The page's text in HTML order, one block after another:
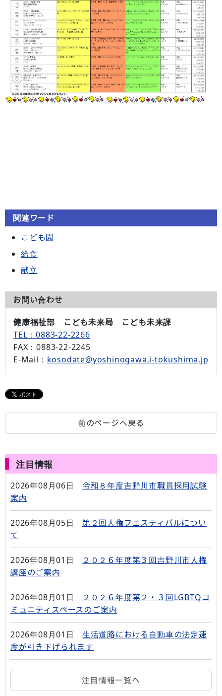
関連ワード
こども園
給食
献立
お問い合わせ
健康福祉部 こども未来局 こども未来課
TEL：0883-22-2266
FAX ：0883-22-2245
E-Mail ： kosodate@yoshinogawa.i-tokushima.jp
前のページへ戻る
注目情報
2026年08月06日
令和８年度吉野川市職員採用試験
案内
2026年08月05日
第２回人権フェスティバルについ
て
2026年08月01日
２０２６年度第３回吉野川市人権
講座のご案内
2026年08月01日
２０２６年度第２・３回LGBTQコ
ミュニティスペースのご案内
2026年08月01日
生活道路における自動車の法定速
度が引き下げられます
注目情報一覧へ